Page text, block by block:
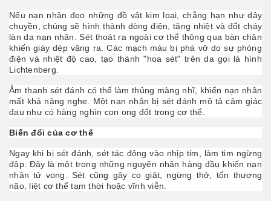
Nếu nạn nhân đeo những đồ vật kim loại, chẳng hạn như dây
chuyền, chúng sẽ hình thành dòng điện, tăng nhiệt và đốt cháy
làn da nạn nhân. Sét thoát ra ngoài cơ thể thông qua bàn chân
khiến giày dép văng ra. Các mạch máu bị phá vỡ do sự phóng
điện và nhiệt độ cao, tạo thành "hoa sét" trên da gọi là hình
Lichtenberg.
Âm thanh sét đánh có thể làm thủng màng nhĩ, khiến nạn nhân
mất khả năng nghe. Một nạn nhân bị sét đánh mô tả cảm giác
đau như có hàng nghìn con ong đốt trong cơ thể.
Biến đổi của cơ thể
Ngay khi bị sét đánh, sét tác động vào nhịp tim, làm tim ngừng
đập. Đây là một trong những nguyên nhân hàng đầu khiến nạn
nhân tử vong. Sét cũng gây co giật, ngừng thở, tổn thương
não, liệt cơ thể tạm thời hoặc vĩnh viễn.